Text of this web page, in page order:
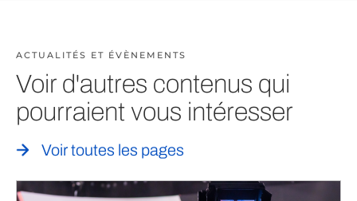
ACTUALITÉS ET ÉVÈNEMENTS
Voir d'autres contenus qui
pourraient vous intéresser
Voir toutes les pages